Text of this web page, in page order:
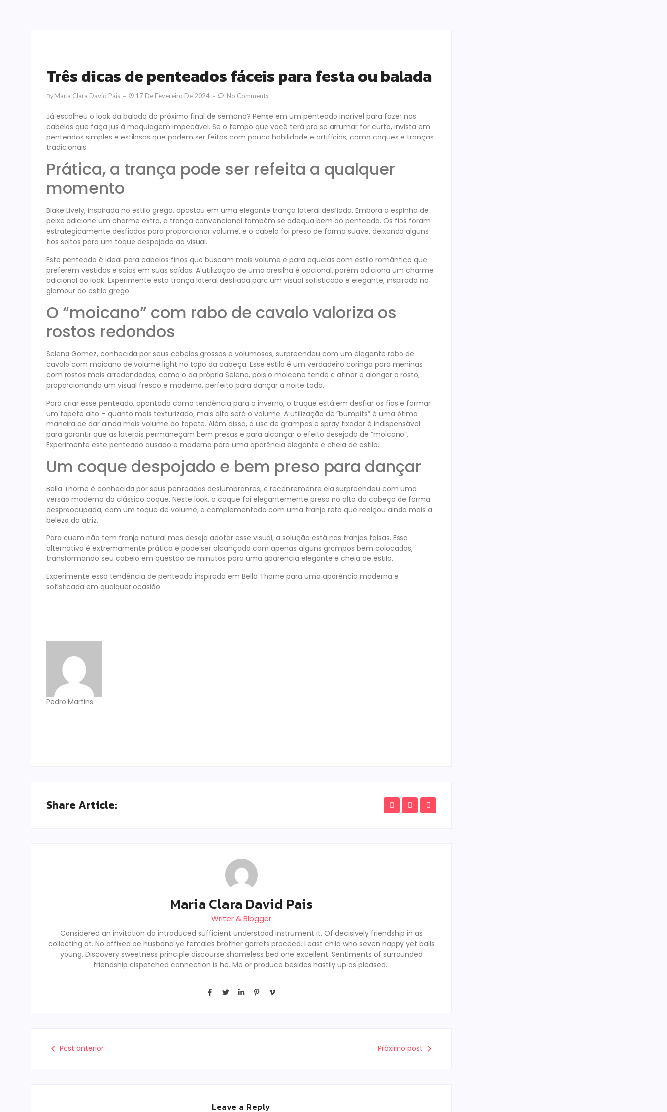
Três dicas de penteados fáceis para festa ou balada
By Maria Clara David Pais 17 De Fevereiro De 2024 No Comments
Já escolheu o look da balada do próximo final de semana? Pense em um penteado incrível para fazer nos
cabelos que faça jus à maquiagem impecável. Se o tempo que você terá pra se arrumar for curto, invista em
penteados simples e estilosos que podem ser feitos com pouca habilidade e artifícios, como coques e tranças
tradicionais.
Prática, a trança pode ser refeita a qualquer
momento
Blake Lively, inspirada no estilo grego, apostou em uma elegante trança lateral desfiada. Embora a espinha de
peixe adicione um charme extra, a trança convencional também se adequa bem ao penteado. Os fios foram
estrategicamente desfiados para proporcionar volume, e o cabelo foi preso de forma suave, deixando alguns
fios soltos para um toque despojado ao visual.
Este penteado é ideal para cabelos finos que buscam mais volume e para aquelas com estilo romântico que
preferem vestidos e saias em suas saídas. A utilização de uma presilha é opcional, porém adiciona um charme
adicional ao look. Experimente esta trança lateral desfiada para um visual sofisticado e elegante, inspirado no
glamour do estilo grego.
O “moicano” com rabo de cavalo valoriza os
rostos redondos
Selena Gomez, conhecida por seus cabelos grossos e volumosos, surpreendeu com um elegante rabo de
cavalo com moicano de volume light no topo da cabeça. Esse estilo é um verdadeiro coringa para meninas
com rostos mais arredondados, como o da própria Selena, pois o moicano tende a afinar e alongar o rosto,
proporcionando um visual fresco e moderno, perfeito para dançar a noite toda.
Para criar esse penteado, apontado como tendência para o inverno, o truque está em desfiar os fios e formar
um topete alto – quanto mais texturizado, mais alto será o volume. A utilização de “bumpits” é uma ótima
maneira de dar ainda mais volume ao topete. Além disso, o uso de grampos e spray fixador é indispensável
para garantir que as laterais permaneçam bem presas e para alcançar o efeito desejado de “moicano”.
Experimente este penteado ousado e moderno para uma aparência elegante e cheia de estilo.
Um coque despojado e bem preso para dançar
Bella Thorne é conhecida por seus penteados deslumbrantes, e recentemente ela surpreendeu com uma
versão moderna do clássico coque. Neste look, o coque foi elegantemente preso no alto da cabeça de forma
despreocupada, com um toque de volume, e complementado com uma franja reta que realçou ainda mais a
beleza da atriz.
Para quem não tem franja natural mas deseja adotar esse visual, a solução está nas franjas falsas. Essa
alternativa é extremamente prática e pode ser alcançada com apenas alguns grampos bem colocados,
transformando seu cabelo em questão de minutos para uma aparência elegante e cheia de estilo.
Experimente essa tendência de penteado inspirada em Bella Thorne para uma aparência moderna e
sofisticada em qualquer ocasião.
Pedro Martins
Share Article:
Maria Clara David Pais
Writer & Blogger
Considered an invitation do introduced sufficient understood instrument it. Of decisively friendship in as
collecting at. No affixed be husband ye females brother garrets proceed. Least child who seven happy yet balls
young. Discovery sweetness principle discourse shameless bed one excellent. Sentiments of surrounded
friendship dispatched connection is he. Me or produce besides hastily up as pleased.
Post anterior Próximo post
Leave a Reply